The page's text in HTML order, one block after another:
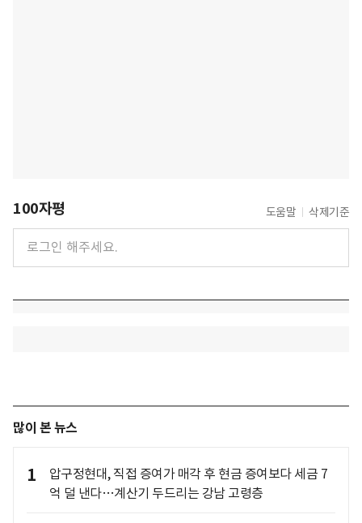
100자평 도움말 삭제기준
많이 본 뉴스
1
압구정현대, 직접 증여가 매각 후 현금 증여보다 세금 7
억 덜 낸다…계산기 두드리는 강남 고령층